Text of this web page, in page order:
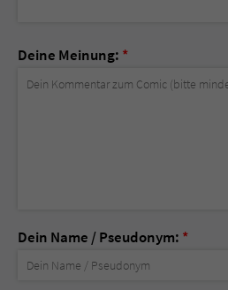
Deine Meinung: *
Dein Name / Pseudonym: *